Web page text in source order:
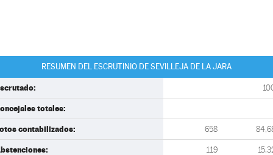
RESUMEN DEL ESCRUTINIO DE SEVILLEJA DE LA JARA
totales:
contabilizados: 658
119